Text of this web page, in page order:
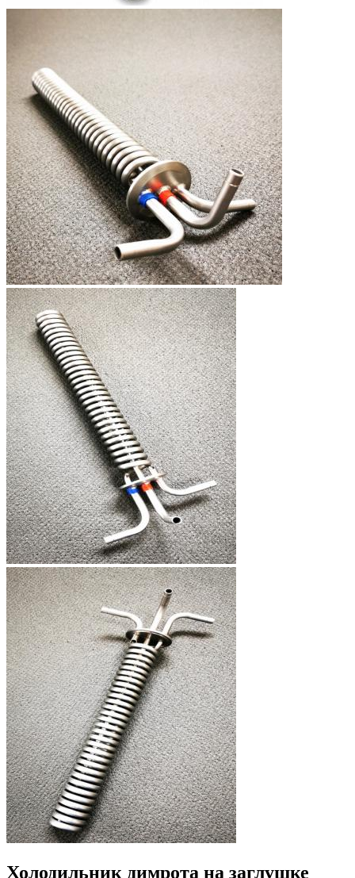
Холодильник димрота на заглушке